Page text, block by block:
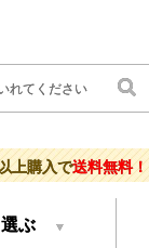
上購入で送料無料！
ぶ